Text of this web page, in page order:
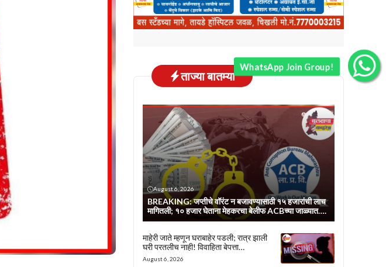
ताज्या बातम्या
August 6, 2026
BREAKING: जप्तीचे वॉरंट न बजावण्यासाठी १५ हजारांची लाच
मागितली; १० हजार घेताना मेहकरचा बेलीफ ACBच्या जाळ्यात….
माहेरी जाते म्हणून घराबाहेर पडली; रात्र झाली
घरी परतलीच नाही! विवाहिता बेपत्ता…
August 6, 2026
WhatsApp Join Group!